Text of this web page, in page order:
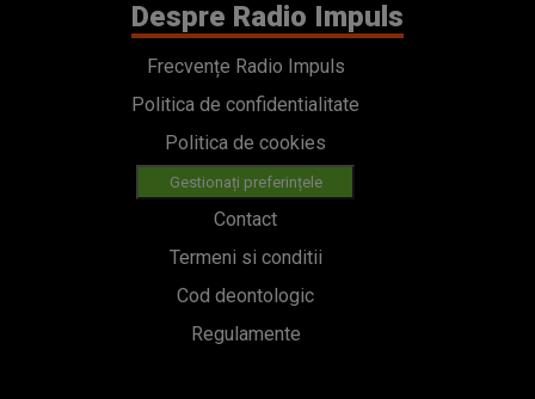
Despre Radio Impuls
Frecvențe Radio Impuls
Politica de confidentialitate
Politica de cookies
Gestionați preferințele
Contact
Termeni si conditii
Cod deontologic
Regulamente